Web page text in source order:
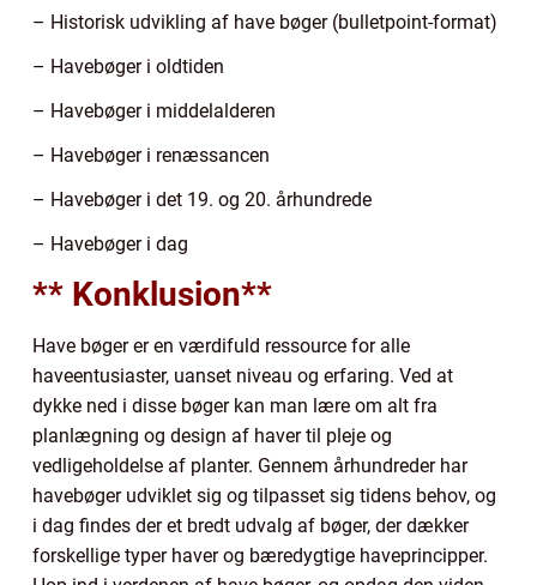
– Historisk udvikling af have bøger (bulletpoint-format)
– Havebøger i oldtiden
– Havebøger i middelalderen
– Havebøger i renæssancen
– Havebøger i det 19. og 20. århundrede
– Havebøger i dag
** Konklusion**
Have bøger er en værdifuld ressource for alle
haveentusiaster, uanset niveau og erfaring. Ved at
dykke ned i disse bøger kan man lære om alt fra
planlægning og design af haver til pleje og
vedligeholdelse af planter. Gennem århundreder har
havebøger udviklet sig og tilpasset sig tidens behov, og
i dag findes der et bredt udvalg af bøger, der dækker
forskellige typer haver og bæredygtige haveprincipper.